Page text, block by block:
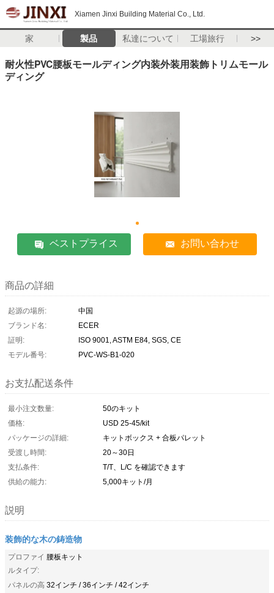
Xiamen Jinxi Building Material Co., Ltd.
家 製品 私達について 工場旅行 >>
耐火性PVC腰板モールディング内装外装用装飾トリムモール
ディング
ベストプライス お問い合わせ
商品の詳細
起源の場所:
中国
ブランド名:
ECER
証明:
ISO 9001, ASTM E84, SGS, CE
モデル番号:
PVC-WS-B1-020
お支払配送条件
最小注文数量:
50のキット
価格:
USD 25-45/kit
パッケージの詳細:
キットボックス + 合板パレット
受渡し時間:
20～30日
支払条件:
T/T、L/C を確認できます
供給の能力:
5,000キット/月
説明
装飾的な木の鋳造物
プロファイ
ルタイプ:
腰板キット
パネルの高 32インチ / 36インチ / 42インチ